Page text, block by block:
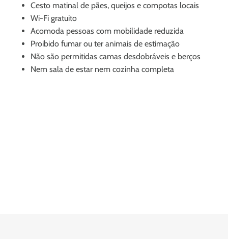
Cesto matinal de pães, queijos e compotas locais
Wi-Fi gratuito
Acomoda pessoas com mobilidade reduzida
Proibido fumar ou ter animais de estimação
Não são permitidas camas desdobráveis e berços
Nem sala de estar nem cozinha completa